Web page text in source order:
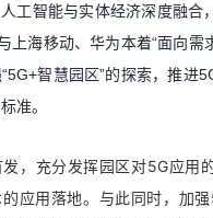
工智能与实体经济深度融合
上海移动、华为本着“面向需
智慧园区”的探索，推进
准。
，充分发挥园区对5G应用
应用落地。与此同时，加